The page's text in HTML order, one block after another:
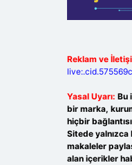
Reklam ve
Yasal Uyarı: Bu
bir marka,
hiçbir
Sitede yalnızca
makaleler
alan içerikler